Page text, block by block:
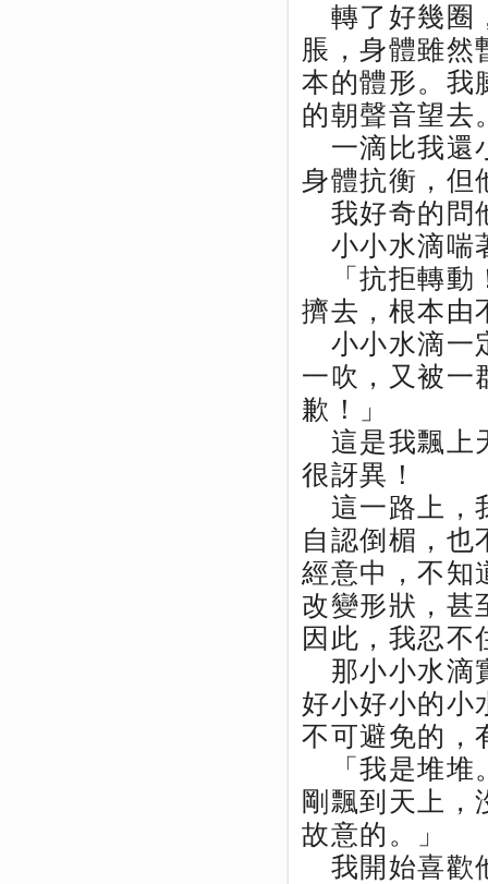
轉了好幾圈
脹，身體雖然
本的體形。我
的朝聲音望去
一滴比我還
身體抗衡，但
我好奇的問
小小水滴喘
「抗拒轉動
擠去，根本由
小小水滴一
一吹，又被一
歉！」
這是我飄上
很訝異！
這一路上，
自認倒楣，也
經意中，不知
改變形狀，甚
因此，我忍不
那小小水滴
好小好小的小
不可避免的，
「我是堆堆
剛飄到天上，
故意的。」
我開始喜歡